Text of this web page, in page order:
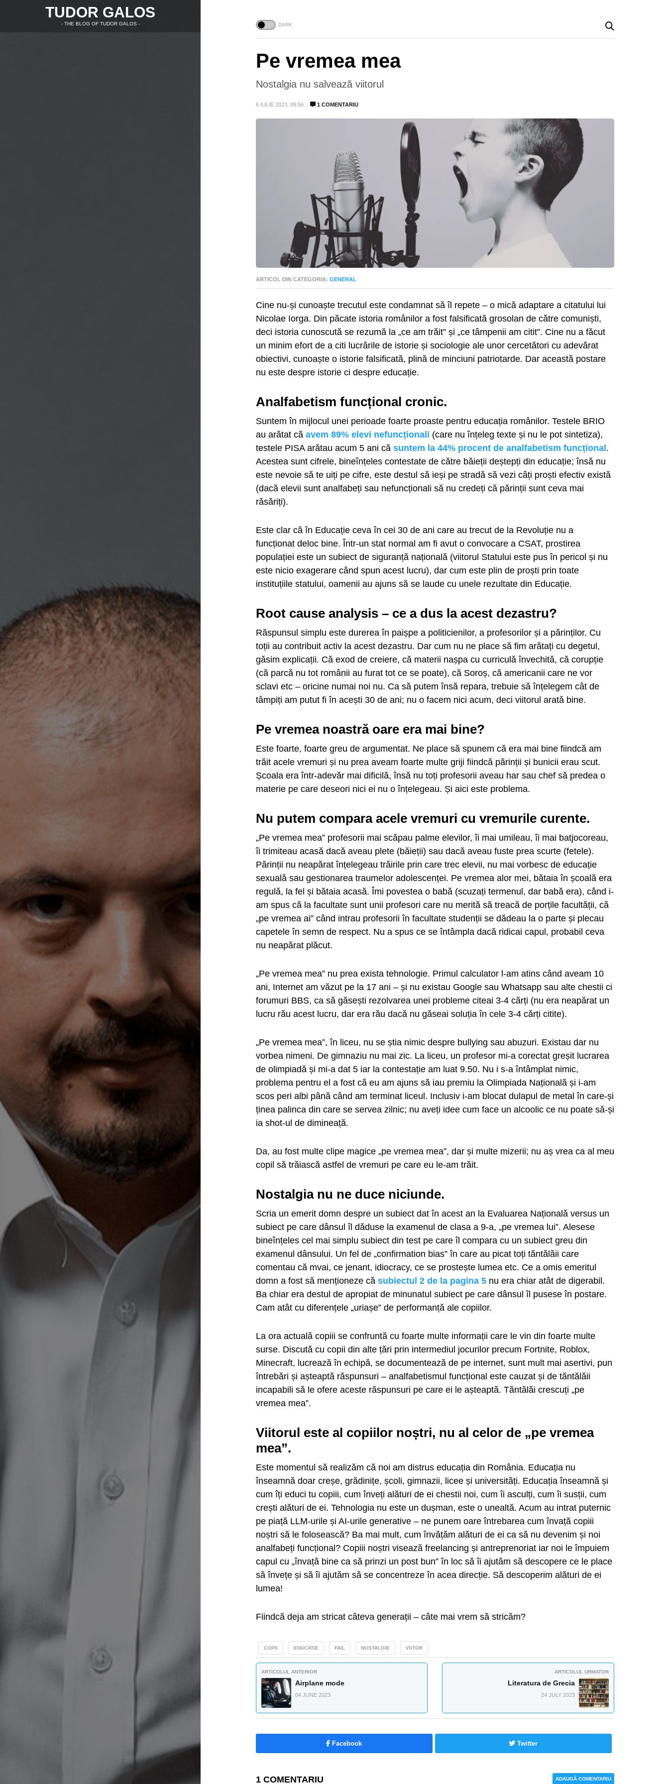
TUDOR GALOS
- THE BLOG OF TUDOR GALOS -
Pe vremea mea
Nostalgia nu salvează viitorul
6 IULIE 2023, 09:56 1 COMENTARIU
ARTICOL DIN CATEGORIA: GENERAL
Cine nu-și cunoaște trecutul este condamnat să îl repete – o mică adaptare a citatului lui
Nicolae Iorga. Din păcate istoria românilor a fost falsificată grosolan de către comuniști,
deci istoria cunoscută se rezumă la „ce am trăit” și „ce tâmpenii am citit”. Cine nu a făcut
un minim efort de a citi lucrările de istorie și sociologie ale unor cercetători cu adevărat
obiectivi, cunoaște o istorie falsificată, plină de minciuni patriotarde. Dar această postare
nu este despre istorie ci despre educație.
Analfabetism funcțional cronic.
Suntem în mijlocul unei perioade foarte proaste pentru educația românilor. Testele BRIO
au arătat că avem 89% elevi nefuncționali (care nu înțeleg texte și nu le pot sintetiza),
testele PISA arătau acum 5 ani că suntem la 44% procent de analfabetism funcțional .
Acestea sunt cifrele, bineînțeles contestate de către băieții deștepți din educație; însă nu
este nevoie să te uiți pe cifre, este destul să ieși pe stradă să vezi câți proști efectiv există
(dacă elevii sunt analfabeți sau nefuncționali să nu credeți că părinții sunt ceva mai
răsăriți).
Este clar că în Educație ceva în cei 30 de ani care au trecut de la Revoluție nu a
funcționat deloc bine. Într-un stat normal am fi avut o convocare a CSAT, prostirea
populației este un subiect de siguranță națională (viitorul Statului este pus în pericol și nu
este nicio exagerare când spun acest lucru), dar cum este plin de proști prin toate
instituțiile statului, oamenii au ajuns să se laude cu unele rezultate din Educație.
Root cause analysis – ce a dus la acest dezastru?
Răspunsul simplu este durerea în paișpe a politicienilor, a profesorilor și a părinților. Cu
toții au contribuit activ la acest dezastru. Dar cum nu ne place să fim arătați cu degetul,
găsim explicații. Că exod de creiere, că materii nașpa cu curriculă învechită, că corupție
(că parcă nu tot românii au furat tot ce se poate), că Soroș, că americanii care ne vor
sclavi etc – oricine numai noi nu. Ca să putem însă repara, trebuie să înțelegem cât de
tâmpiți am putut fi în acești 30 de ani; nu o facem nici acum, deci viitorul arată bine.
Pe vremea noastră oare era mai bine?
Este foarte, foarte greu de argumentat. Ne place să spunem că era mai bine fiindcă am
trăit acele vremuri și nu prea aveam foarte multe griji fiindcă părinții și bunicii erau scut.
Școala era într-adevăr mai dificilă, însă nu toți profesorii aveau har sau chef să predea o
materie pe care deseori nici ei nu o înțelegeau. Și aici este problema.
Nu putem compara acele vremuri cu vremurile curente.
„Pe vremea mea” profesorii mai scăpau palme elevilor, îi mai umileau, îi mai batjocoreau,
îi trimiteau acasă dacă aveau plete (băieții) sau dacă aveau fuste prea scurte (fetele).
Părinții nu neapărat înțelegeau trăirile prin care trec elevii, nu mai vorbesc de educație
sexuală sau gestionarea traumelor adolescenței. Pe vremea alor mei, bătaia în școală era
regulă, la fel și bătaia acasă. Îmi povestea o babă (scuzați termenul, dar babă era), când i-
am spus că la facultate sunt unii profesori care nu merită să treacă de porțile facultății, că
„pe vremea ai” când intrau profesorii în facultate studenții se dădeau la o parte și plecau
capetele în semn de respect. Nu a spus ce se întâmpla dacă ridicai capul, probabil ceva
nu neapărat plăcut.
„Pe vremea mea” nu prea exista tehnologie. Primul calculator l-am atins când aveam 10
ani, Internet am văzut pe la 17 ani – și nu existau Google sau Whatsapp sau alte chestii ci
forumuri BBS, ca să găsești rezolvarea unei probleme citeai 3-4 cărți (nu era neapărat un
lucru rău acest lucru, dar era rău dacă nu găseai soluția în cele 3-4 cărți citite).
„Pe vremea mea”, în liceu, nu se știa nimic despre bullying sau abuzuri. Existau dar nu
vorbea nimeni. De gimnaziu nu mai zic. La liceu, un profesor mi-a corectat greșit lucrarea
de olimpiadă și mi-a dat 5 iar la contestație am luat 9.50. Nu i s-a întâmplat nimic,
problema pentru el a fost că eu am ajuns să iau premiu la Olimpiada Națională și i-am
scos peri albi până când am terminat liceul. Inclusiv i-am blocat dulapul de metal în care-și
ținea palinca din care se servea zilnic; nu aveți idee cum face un alcoolic ce nu poate să-și
ia shot-ul de dimineață.
Da, au fost multe clipe magice „pe vremea mea”, dar și multe mizerii; nu aș vrea ca al meu
copil să trăiască astfel de vremuri pe care eu le-am trăit.
Nostalgia nu ne duce niciunde.
Scria un emerit domn despre un subiect dat în acest an la Evaluarea Națională versus un
subiect pe care dânsul îl dăduse la examenul de clasa a 9-a, „pe vremea lui”. Alesese
bineînțeles cel mai simplu subiect din test pe care îl compara cu un subiect greu din
examenul dânsului. Un fel de „confirmation bias” în care au picat toți tăntălăii care
comentau că mvai, ce jenant, idiocracy, ce se prostește lumea etc. Ce a omis emeritul
domn a fost să menționeze că subiectul 2 de la pagina 5nu era chiar atât de digerabil.
Ba chiar era destul de apropiat de minunatul subiect pe care dânsul îl pusese în postare.
Cam atât cu diferențele „uriașe” de performanță ale copiilor.
La ora actuală copiii se confruntă cu foarte multe informații care le vin din foarte multe
surse. Discută cu copii din alte țări prin intermediul jocurilor precum Fortnite, Roblox,
Minecraft, lucrează în echipă, se documentează de pe internet, sunt mult mai asertivi, pun
întrebări și așteaptă răspunsuri – analfabetismul funcțional este cauzat și de tăntălăii
incapabili să le ofere aceste răspunsuri pe care ei le așteaptă. Tăntălăi crescuți „pe
vremea mea”.
Viitorul este al copiilor noștri, nu al celor de „pe vremea
mea”.
Este momentul să realizăm că noi am distrus educația din România. Educația nu
înseamnă doar creșe, grădinițe, școli, gimnazii, licee și universități. Educația înseamnă și
cum îți educi tu copiii, cum înveți alături de ei chestii noi, cum îi asculți, cum îi susții, cum
crești alături de ei. Tehnologia nu este un dușman, este o unealtă. Acum au intrat puternic
pe piață LLM-urile și AI-urile generative – ne punem oare întrebarea cum învață copiii
noștri să le folosească? Ba mai mult, cum învățăm alături de ei ca să nu devenim și noi
analfabeți funcțional? Copiii noștri visează freelancing și antreprenoriat iar noi le împuiem
capul cu „învață bine ca să prinzi un post bun” în loc să îi ajutăm să descopere ce le place
să învețe și să îi ajutăm să se concentreze în acea direcție. Să descoperim alături de ei
lumea!
Fiindcă deja am stricat câteva generații – câte mai vrem să stricăm?
COPII EDUCATIE FAIL NOSTALGIE VIITOR
ARTICOLUL ANTERIOR
Airplane mode
04 JUNE 2023
ARTICOLUL URMATOR
Literatura de Grecia
24 JULY 2023
Facebook Twitter
1 COMENTARIU ADAUGĂ COMENTARIU